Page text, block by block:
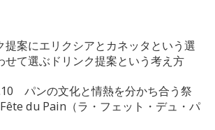
提案にエリクシアとカネッタという選
せて選ぶドリンク提案という考え方
パンの文化と情熱を分かち合う祭
du Pain（ラ・フェット・デュ・パ